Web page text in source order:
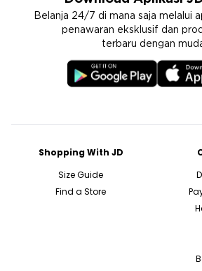
Belanja 24/7 di mana saja melalui
penawaran eksklusif dan
terbaru dengan
Shopping With JD
Size Guide
Find a Store